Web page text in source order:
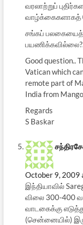
வரலாற்றுப்
வாழ்க்கைகளாகத்
சங்கப் பலகையைத்
Good question..
Vatican which
remote part of
India from
Regards
S Baskar
October 9, 2009
இந்தியாவில்
விலை 300-400
வாடகைக்கு
(சென்னையில்)